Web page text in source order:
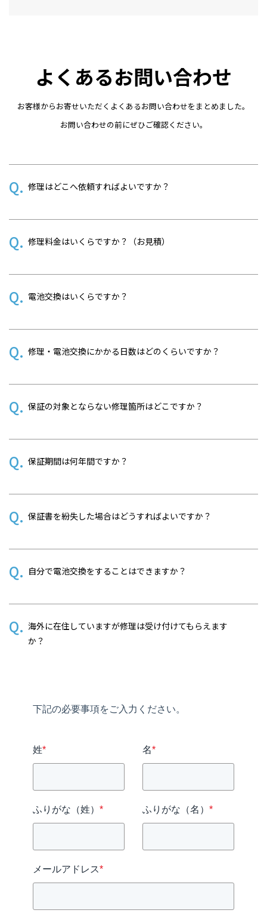
よくあるお問い合わせ
お客様からお寄せいただくよくあるお問い合わせをまとめました。
お問い合わせの前にぜひご確認ください。
修理はどこへ依頼すればよいですか？
修理料金はいくらですか？（お見積）
電池交換はいくらですか？
修理・電池交換にかかる日数はどのくらいですか？
保証の対象とならない修理箇所はどこですか？
保証期間は何年間ですか？
保証書を紛失した場合はどうすればよいですか？
自分で電池交換をすることはできますか？
海外に在住していますが修理は受け付けてもらえます
か？
下記の必要事項をご入力ください。
姓* 名*
ふりがな（姓） * ふりがな（名） *
メールアドレス*